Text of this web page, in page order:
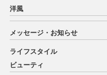
洋風
メッセージ・お知らせ
ライフスタイル
ビューティ